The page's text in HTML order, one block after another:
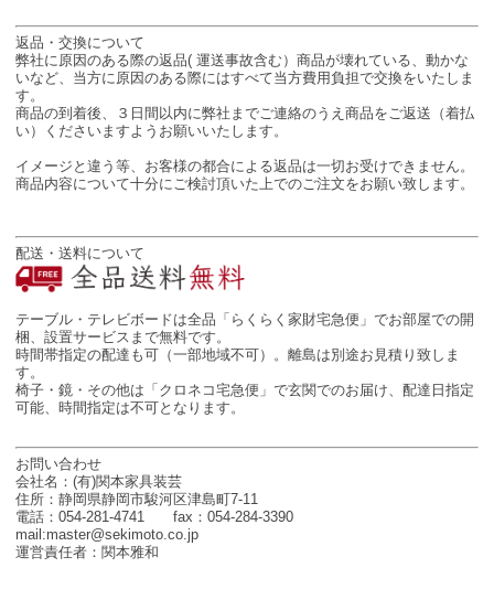
返品・交換について
弊社に原因のある際の返品( 運送事故含む）商品が壊れている、動かな
いなど、当方に原因のある際にはすべて当方費用負担で交換をいたしま
す。
商品の到着後、３日間以内に弊社までご連絡のうえ商品をご返送（着払
い）くださいますようお願いいたします。
イメージと違う等、お客様の都合による返品は一切お受けできません。
商品内容について十分にご検討頂いた上でのご注文をお願い致します。
配送・送料について
テーブル・テレビボードは全品「らくらく家財宅急便」でお部屋での開
梱、設置サービスまで無料です。
時間帯指定の配達も可（一部地域不可）。離島は別途お見積り致しま
す。
椅子・鏡・その他は「クロネコ宅急便」で玄関でのお届け、配達日指定
可能、時間指定は不可となります。
お問い合わせ
会社名：(有)関本家具装芸
住所：静岡県静岡市駿河区津島町7-11
電話：054-281-4741 fax：054-284-3390
mail:master@sekimoto.co.jp
運営責任者：関本雅和